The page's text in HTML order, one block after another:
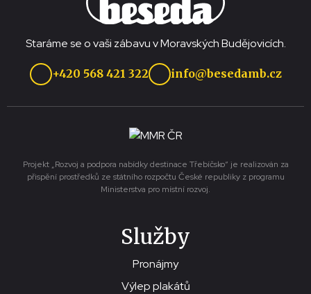
Staráme se o vaši zábavu v Moravských Budějovicích.
+420 568 421 322 info@besedamb.cz
Projekt „Rozvoj a podpora nabídky destinace Třebíčsko“ je realizován za
přispění prostředků ze státního rozpočtu České republiky z programu
Ministerstva pro místní rozvoj.
Služby
Pronájmy
Výlep plakátů